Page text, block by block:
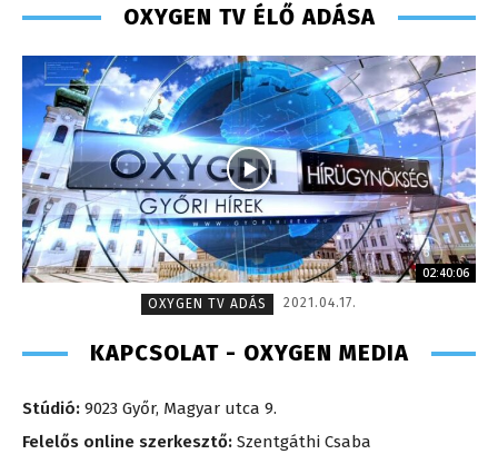
OXYGEN TV ÉLŐ ADÁSA
02:40:06
OXYGEN TV ADÁS
2021.04.17.
KAPCSOLAT - OXYGEN MEDIA
Stúdió: 9023 Győr, Magyar utca 9.
Felelős online szerkesztő: Szentgáthi Csaba